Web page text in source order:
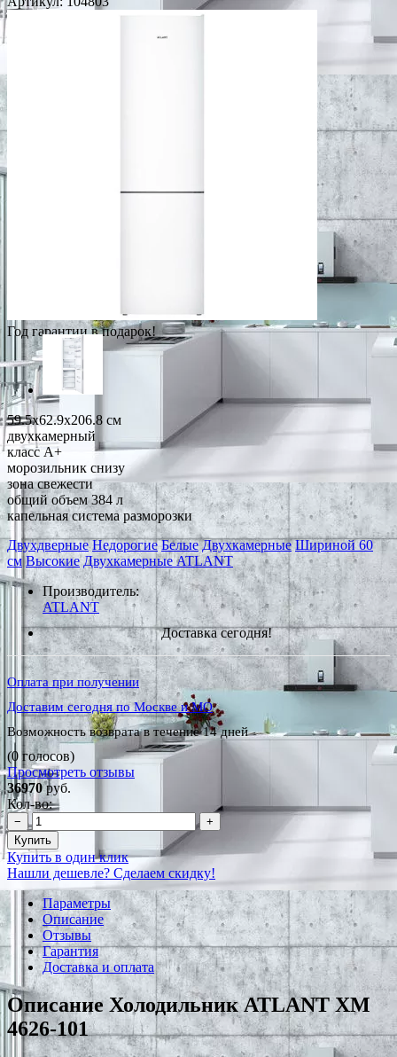
Год гарантии в подарок!
59.5x62.9x206.8 см
двухкамерный
класс A+
морозильник снизу
зона свежести
общий объем 384 л
капельная система разморозки
Двухдверные Недорогие Белые Двухкамерные Шириной 60
см Высокие Двухкамерные ATLANT
Производитель:
ATLANT
Доставка сегодня!
Оплата при получении
Доставим сегодня по Москве и МО
Возможность возврата в течение 14 дней
(0 голосов)
Просмотреть отзывы
36970руб.
Кол-во:
−
+
Купить
Купить в один клик
Нашли дешевле? Сделаем скидку!
Параметры
Описание
Отзывы
Гарантия
Доставка и оплата
Описание Холодильник ATLANT ХМ
4626-101